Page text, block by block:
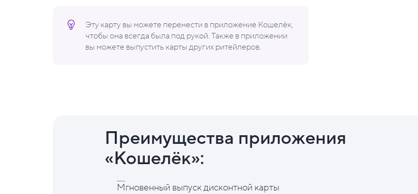
Эту карту вы можете перенести в приложение Кошелёк,
чтобы она всегда была под рукой. Также в приложении
вы можете выпустить карты других ритейлеров.
Преимущества приложения
«Кошелёк»:
Мгновенный выпуск дисконтной карты